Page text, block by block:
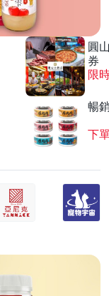
圓
券
限
暢
下